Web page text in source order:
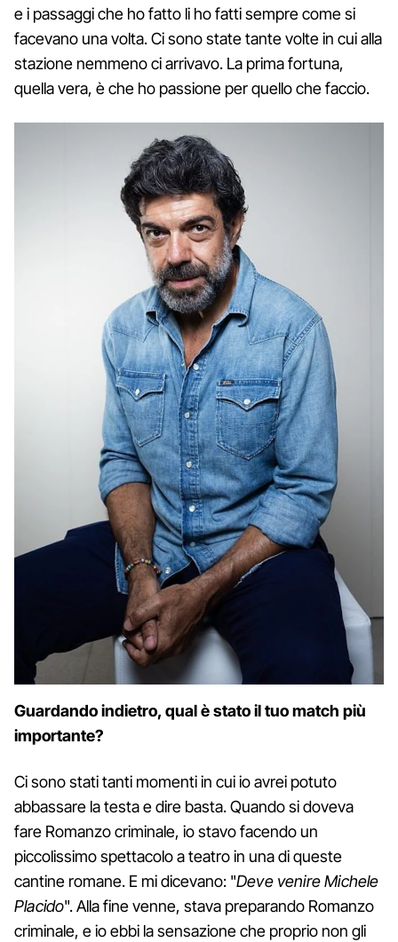
e i passaggi che ho fatto li ho fatti sempre come si
facevano una volta. Ci sono state tante volte in cui alla
stazione nemmeno ci arrivavo. La prima fortuna,
quella vera, è che ho passione per quello che faccio.
Guardando indietro, qual è stato il tuo match più
importante?
Ci sono stati tanti momenti in cui io avrei potuto
abbassare la testa e dire basta. Quando si doveva
fare Romanzo criminale, io stavo facendo un
piccolissimo spettacolo a teatro in una di queste
cantine romane. E mi dicevano: "Deve venire Michele
Placido". Alla fine venne, stava preparando Romanzo
criminale, e io ebbi la sensazione che proprio non gli